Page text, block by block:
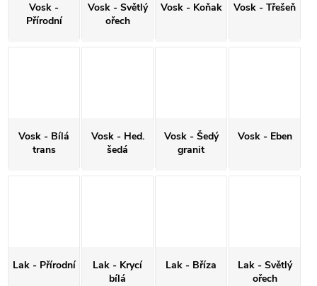
Vosk -
Přírodní
Vosk - Světlý
ořech
Vosk - Koňak Vosk - Třešeň
Vosk - Bílá
trans
Vosk - Hed.
šedá
Vosk - Šedý
granit
Vosk - Eben
Lak - Přírodní
Lak - Krycí
bílá
Lak - Bříza
Lak - Světlý
ořech